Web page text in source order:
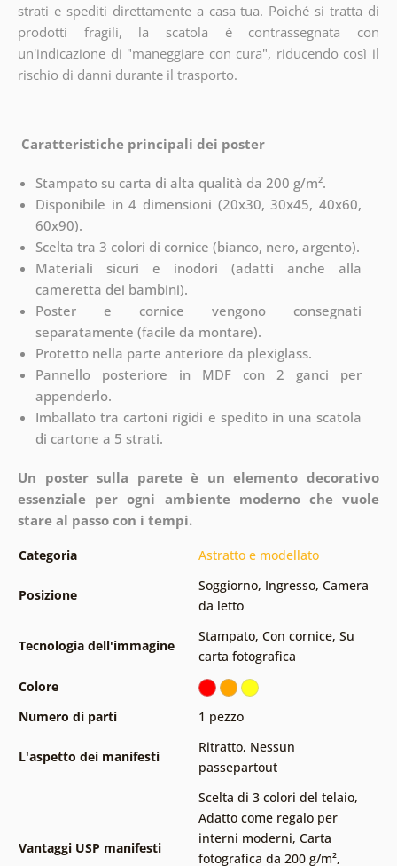
strati e spediti direttamente a casa tua. Poiché si tratta di
prodotti fragili, la scatola è contrassegnata con
un'indicazione di "maneggiare con cura", riducendo così il
rischio di danni durante il trasporto.
Caratteristiche principali dei poster
Stampato su carta di alta qualità da 200 g/m².
Disponibile in 4 dimensioni (20x30, 30x45, 40x60,
60x90).
Scelta tra 3 colori di cornice (bianco, nero, argento).
Materiali sicuri e inodori (adatti anche alla
cameretta dei bambini).
Poster e cornice vengono consegnati
separatamente (facile da montare).
Protetto nella parte anteriore da plexiglass.
Pannello posteriore in MDF con 2 ganci per
appenderlo.
Imballato tra cartoni rigidi e spedito in una scatola
di cartone a 5 strati.
Un poster sulla parete è un elemento decorativo
essenziale per ogni ambiente moderno che vuole
stare al passo con i tempi.
Categoria Astratto e modellato
Posizione
Soggiorno, Ingresso, Camera
da letto
Tecnologia dell'immagine
Stampato, Con cornice, Su
carta fotografica
Colore
Numero di parti
1 pezzo
L'aspetto dei manifesti
Ritratto, Nessun
passepartout
Vantaggi USP manifesti
Scelta di 3 colori del telaio,
Adatto come regalo per
interni moderni, Carta
fotografica da 200 g/m²,